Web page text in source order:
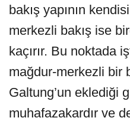
bakış yapının
merkezli bakış ise
kaçırır. Bu noktada
mağdur-merkezli bir
Galtung’un eklediği
muhafazakardır ve